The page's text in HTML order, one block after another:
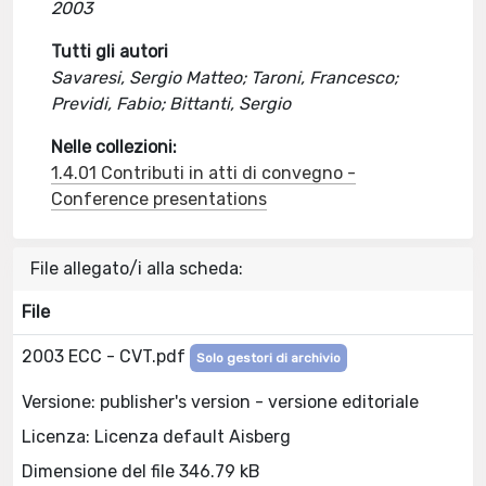
2003
Tutti gli autori
Savaresi, Sergio Matteo; Taroni, Francesco;
Previdi, Fabio; Bittanti, Sergio
Nelle collezioni:
1.4.01 Contributi in atti di convegno -
Conference presentations
File allegato/i alla scheda:
File
2003 ECC - CVT.pdf Solo gestori di archivio
Versione: publisher's version - versione editoriale
Licenza: Licenza default Aisberg
Dimensione del file 346.79 kB